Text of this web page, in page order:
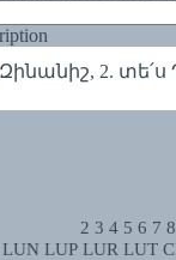
2.
2 3 4 5 6 7 8
LUN LUP LUR LUT